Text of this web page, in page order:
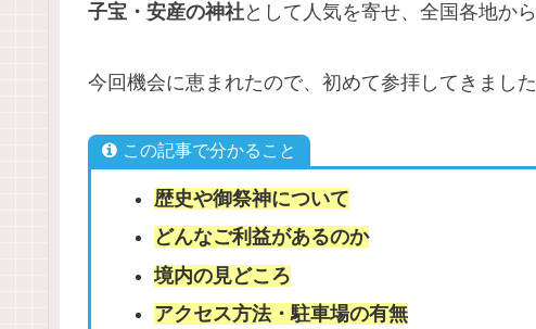
子宝・安産の神社として人気を寄せ、全国各地か
今回機会に恵まれたので、初めて参拝してきまし
この記事で分かること
歴史や御祭神について
どんなご利益があるのか
境内の見どころ
アクセス方法・駐車場の有無